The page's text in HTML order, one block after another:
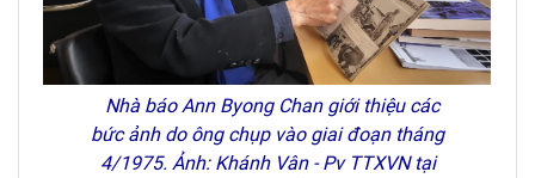
Nhà báo Ann Byong Chan giới thiệu các
bức ảnh do ông chụp vào giai đoạn tháng
4/1975. Ảnh: Khánh Vân - Pv TTXVN tại